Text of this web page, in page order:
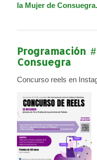
la Mujer de Consuegra.
Programación
Consuegra
Concurso reels en